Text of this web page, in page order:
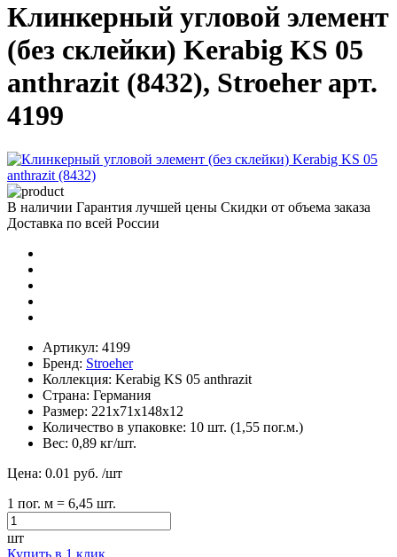
Клинкерный угловой элемент
(без склейки) Kerabig KS 05
anthrazit (8432), Stroeher арт.
4199
В наличии Гарантия лучшей цены Скидки от объема заказа
Доставка по всей России
Артикул: 4199
Бренд: Stroeher
Коллекция: Kerabig KS 05 anthrazit
Страна: Германия
Размер: 221х71х148х12
Количество в упаковке: 10 шт. (1,55 пог.м.)
Вес: 0,89 кг/шт.
Цена: 0.01 руб. /шт
1 пог. м = 6,45 шт.
шт
Купить в 1 клик